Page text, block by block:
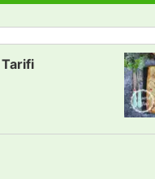
Tarifi